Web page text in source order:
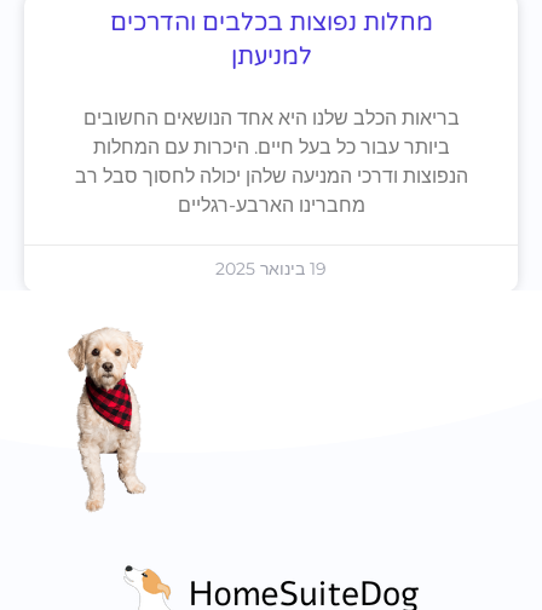
מחלות נפוצות בכלבים והדרכים
למניעתן
בריאות הכלב שלנו היא אחד הנושאים החשובים
ביותר עבור כל בעל חיים. היכרות עם המחלות
הנפוצות ודרכי המניעה שלהן יכולה לחסוך סבל רב
מחברינו הארבע-רגליים
19 בינואר 2025